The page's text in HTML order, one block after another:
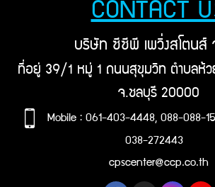
CONTACT
บริษัท ซีซีพี เพวิ่งสโตนส์
ที่อยู่ 39/1 หมู่ 1 ถนนสุขุมวิท ตำบลห้วย
จ.ชลบุรี 20000
Mobile : 061-403-4448, 088-
038-272443
cpscenter@ccp.co.th